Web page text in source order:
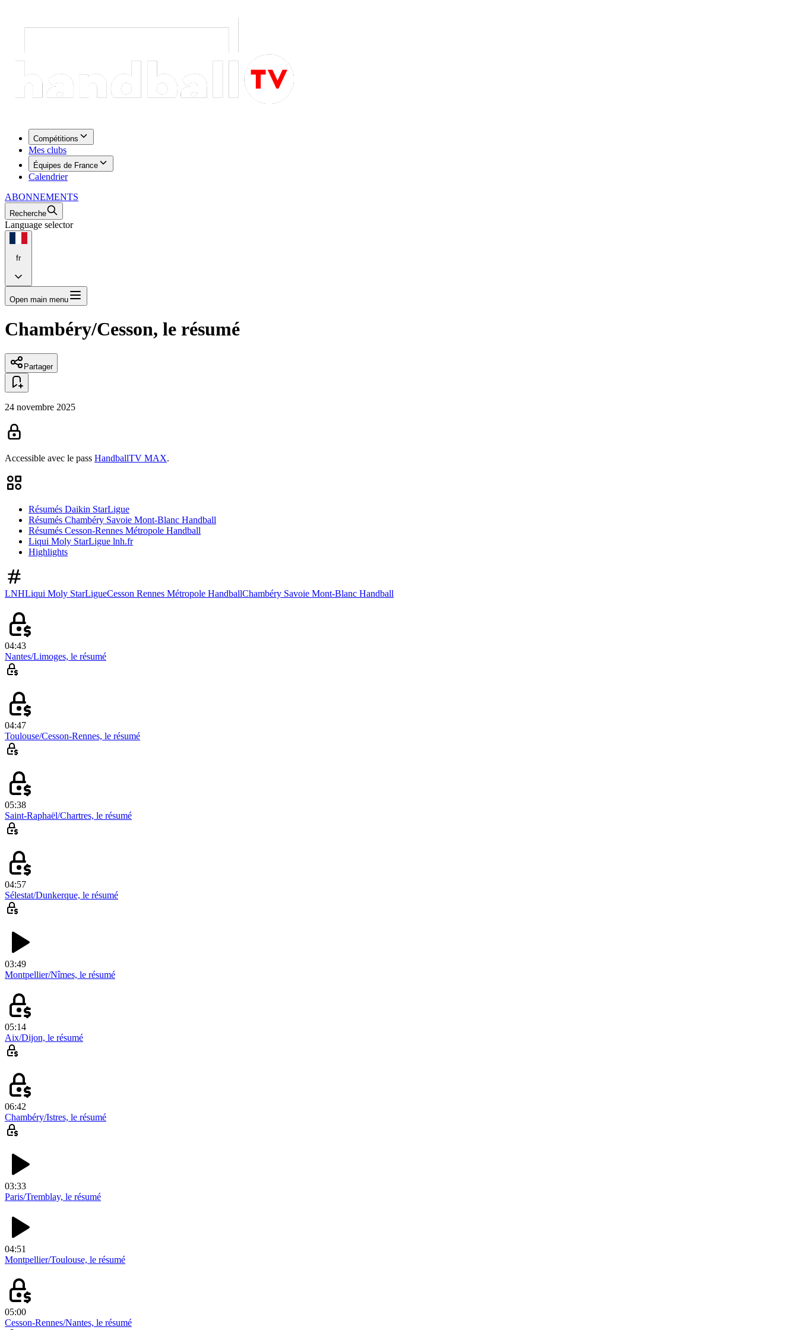
Compétitions
Mes clubs
Équipes de France
Calendrier
ABONNEMENTS
Recherche
Language selector
fr
Open main menu
Chambéry/Cesson, le résumé
Partager
24 novembre 2025
Accessible avec le pass HandballTV MAX.
Résumés Daikin StarLigue
Résumés Chambéry Savoie Mont-Blanc Handball
Résumés Cesson-Rennes Métropole Handball
Liqui Moly StarLigue lnh.fr
Highlights
LNHLiqui Moly StarLigueCesson Rennes Métropole HandballChambéry Savoie Mont-Blanc Handball
04:43
Nantes/Limoges, le résumé
04:47
Toulouse/Cesson-Rennes, le résumé
05:38
Saint-Raphaël/Chartres, le résumé
04:57
Sélestat/Dunkerque, le résumé
03:49
Montpellier/Nîmes, le résumé
05:14
Aix/Dijon, le résumé
06:42
Chambéry/Istres, le résumé
03:33
Paris/Tremblay, le résumé
04:51
Montpellier/Toulouse, le résumé
05:00
Cesson-Rennes/Nantes, le résumé